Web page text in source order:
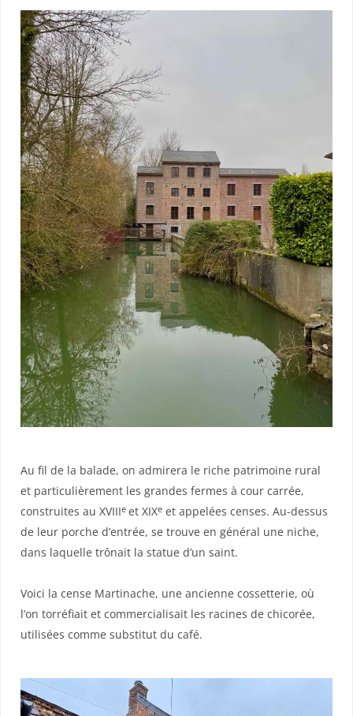
Au fil de la balade, on admirera le riche patrimoine rural
et particulièrement les grandes fermes à cour carrée,
construites au XVIIIe et XIXe et appelées censes. Au-dessus
de leur porche d’entrée, se trouve en général une niche,
dans laquelle trônait la statue d’un saint.
Voici la cense Martinache, une ancienne cossetterie, où
l’on torréfiait et commercialisait les racines de chicorée,
utilisées comme substitut du café.